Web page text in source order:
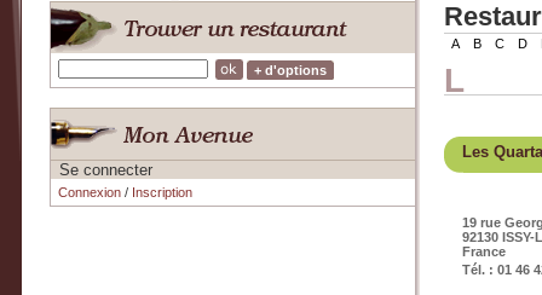
+ d'options
Se connecter
Connexion/ Inscription
A B C D
L
Les
19 rue
92130 ISSY-
France
Tél. : 01 46